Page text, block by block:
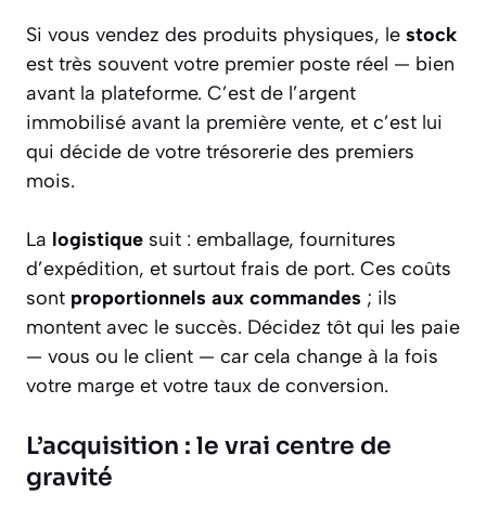
Si vous vendez des produits physiques, le stock
est très souvent votre premier poste réel — bien
avant la plateforme. C’est de l’argent
immobilisé avant la première vente, et c’est lui
qui décide de votre trésorerie des premiers
mois.
La logistique suit : emballage, fournitures
d’expédition, et surtout frais de port. Ces coûts
sont proportionnels aux commandes ; ils
montent avec le succès. Décidez tôt qui les paie
— vous ou le client — car cela change à la fois
votre marge et votre taux de conversion.
L’acquisition : le vrai centre de
gravité